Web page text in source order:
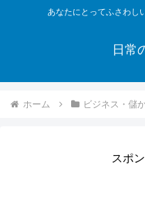
あなたにとってふさわし
日常
ホーム ビジネス・儲
スポ